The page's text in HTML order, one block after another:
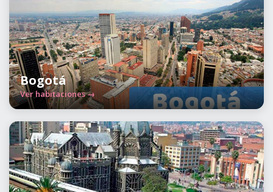
Bogotá
Ver habitaciones →